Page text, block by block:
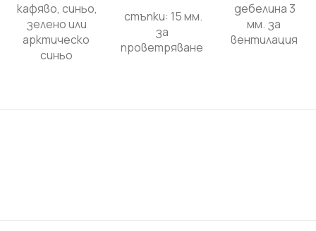
кафяво, синьо,
зелено или
арктическо
синьо
стъпки: 15 мм.
за
проветряване
дебелина 3
мм. за
вентилация